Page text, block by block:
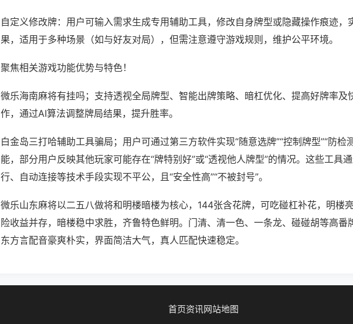
自定义修改牌：用户可输入需求生成专用辅助工具，修改自身牌型或隐藏操作痕迹，
果，适用于多种场景（如与好友对局），但需注意遵守游戏规则，维护公平环境。
聚焦相关游戏功能优势与特色！
微乐海南麻将有挂吗；支持透视全局牌型、智能出牌策略、暗杠优化、提高好牌率及
作，通过AI算法调整牌局结果，提升胜率。
白金岛三打哈辅助工具骗局；用户可通过第三方软件实现“随意选牌”“控制牌型”“防检
能，部分用户反映其他玩家可能存在“牌特别好”或“透视他人牌型”的情况。这些工具
行、自动连接等技术手段实现不平公，且“安全性高”“不被封号”。
微乐山东麻将以二五八做将和明楼暗楼为核心，144张含花牌，可吃碰杠补花，明楼
险收益并存，暗楼稳中求胜，齐鲁特色鲜明。门清、清一色、一条龙、碰碰胡等高番
东方言配音豪爽朴实，界面简洁大气，真人匹配快速稳定。
首页资讯网站地图